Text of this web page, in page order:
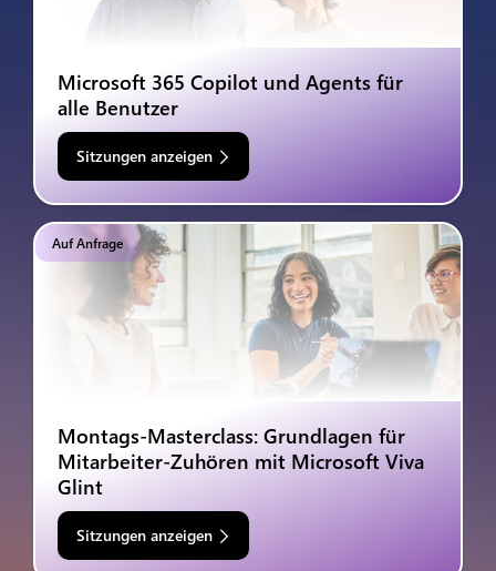
Microsoft 365 Copilot und Agents für
alle Benutzer
Sitzungen anzeigen
Auf Anfrage
Montags-Masterclass: Grundlagen für
Mitarbeiter-Zuhören mit Microsoft Viva
Glint
Sitzungen anzeigen